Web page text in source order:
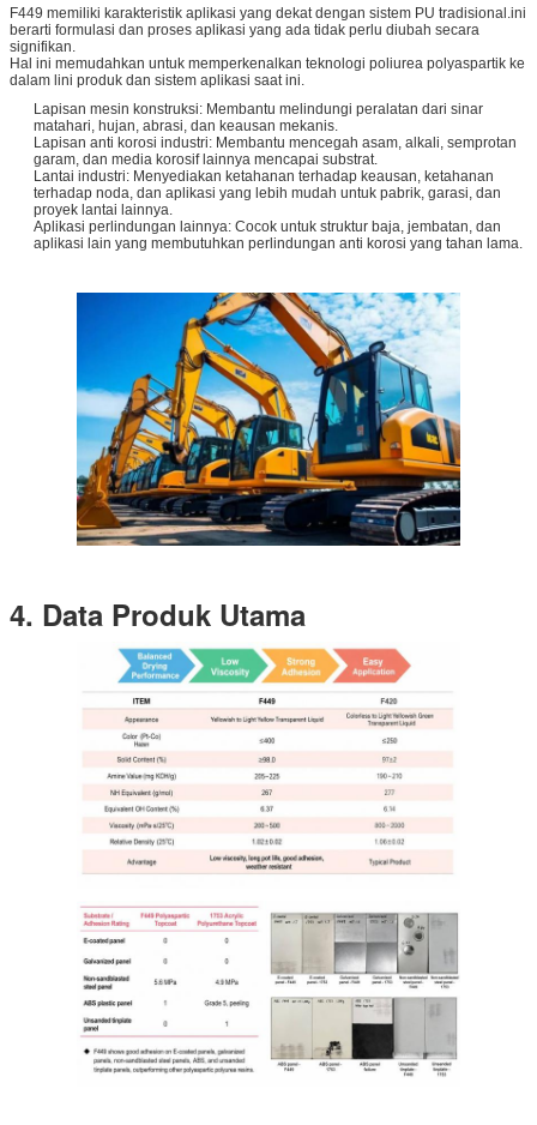
F449 memiliki karakteristik aplikasi yang dekat dengan sistem PU tradisional.ini
berarti formulasi dan proses aplikasi yang ada tidak perlu diubah secara
signifikan.
Hal ini memudahkan untuk memperkenalkan teknologi poliurea polyaspartik ke
dalam lini produk dan sistem aplikasi saat ini.
Lapisan mesin konstruksi: Membantu melindungi peralatan dari sinar
matahari, hujan, abrasi, dan keausan mekanis.
Lapisan anti korosi industri: Membantu mencegah asam, alkali, semprotan
garam, dan media korosif lainnya mencapai substrat.
Lantai industri: Menyediakan ketahanan terhadap keausan, ketahanan
terhadap noda, dan aplikasi yang lebih mudah untuk pabrik, garasi, dan
proyek lantai lainnya.
Aplikasi perlindungan lainnya: Cocok untuk struktur baja, jembatan, dan
aplikasi lain yang membutuhkan perlindungan anti korosi yang tahan lama.
4. Data Produk Utama